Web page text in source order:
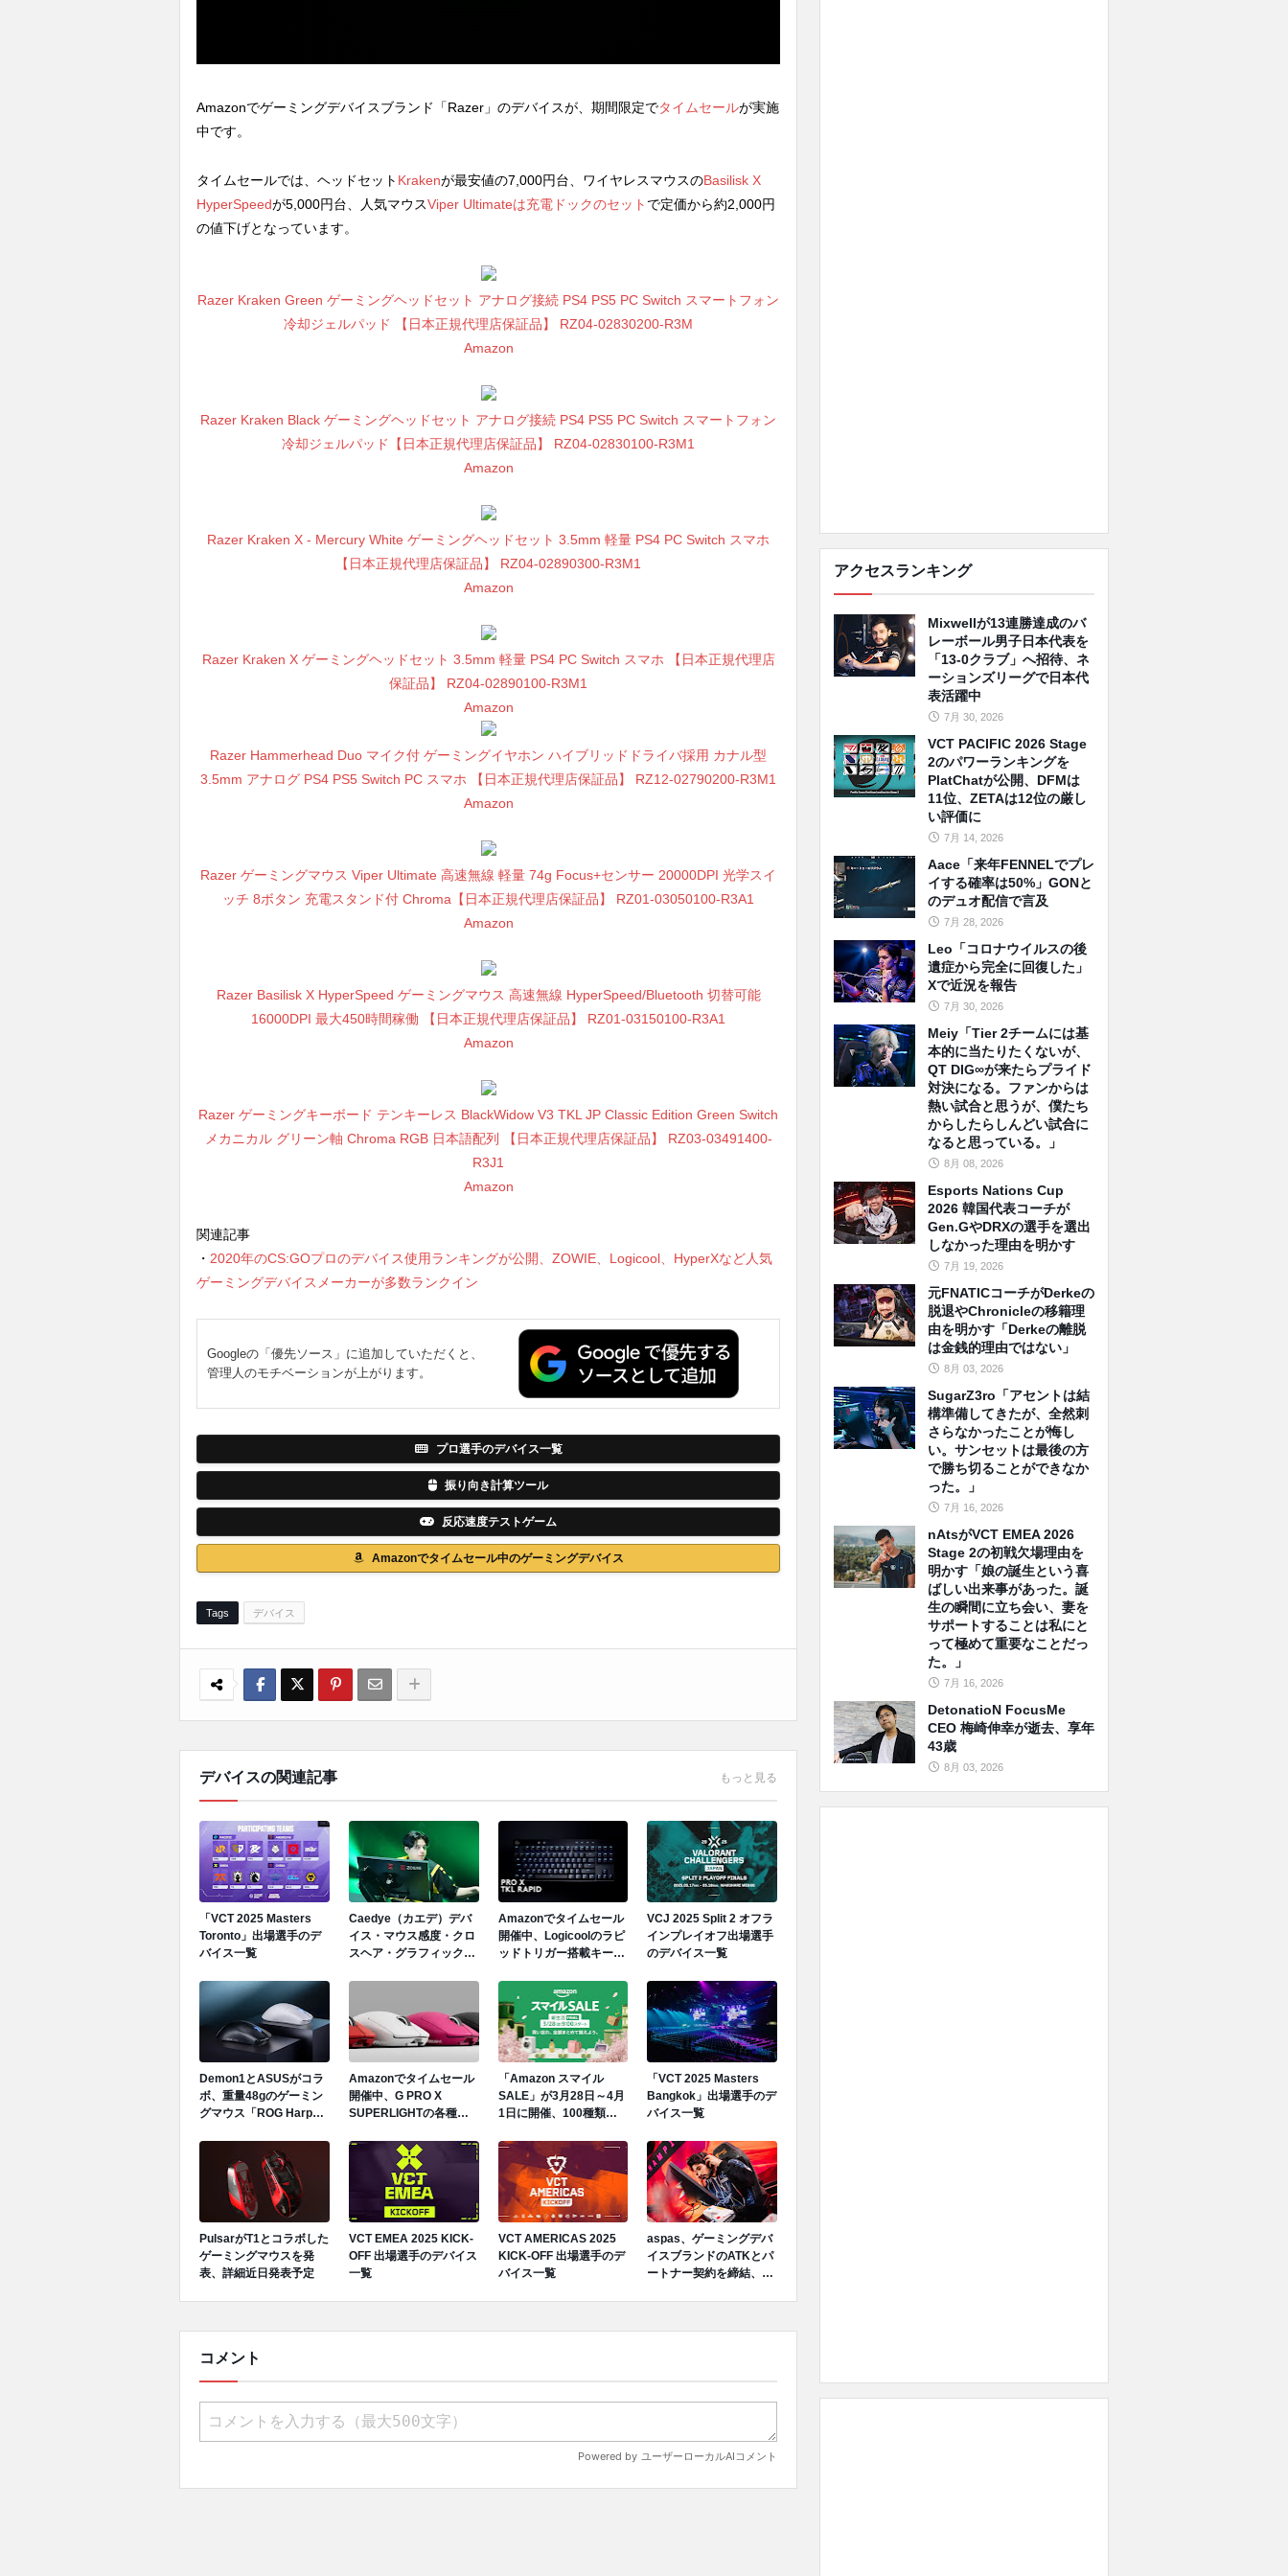
Amazonでゲーミングデバイスブランド「Razer」のデバイスが、期間限定でタイムセールが実施
中です。
タイムセールでは、ヘッドセット Krakenが最安値の7,000円台、ワイヤレスマウスのBasilisk X
HyperSpeedが5,000円台、人気マウスViper Ultimateは充電ドックのセット で定価から約2,000円
の値下げとなっています。
Razer Kraken Green ゲーミングヘッドセット アナログ接続 PS4 PS5 PC Switch スマートフォン
冷却ジェルパッド 【日本正規代理店保証品】 RZ04-02830200-R3M
Amazon
Razer Kraken Black ゲーミングヘッドセット アナログ接続 PS4 PS5 PC Switch スマートフォン
冷却ジェルパッド【日本正規代理店保証品】 RZ04-02830100-R3M1
Amazon
Razer Kraken X - Mercury White ゲーミングヘッドセット 3.5mm 軽量 PS4 PC Switch スマホ
【日本正規代理店保証品】 RZ04-02890300-R3M1
Amazon
Razer Kraken X ゲーミングヘッドセット 3.5mm 軽量 PS4 PC Switch スマホ 【日本正規代理店
保証品】 RZ04-02890100-R3M1
Amazon
Razer Hammerhead Duo マイク付 ゲーミングイヤホン ハイブリッドドライバ採用 カナル型
3.5mm アナログ PS4 PS5 Switch PC スマホ 【日本正規代理店保証品】 RZ12-02790200-R3M1
Amazon
Razer ゲーミングマウス Viper Ultimate 高速無線 軽量 74g Focus+センサー 20000DPI 光学スイ
ッチ 8ボタン 充電スタンド付 Chroma【日本正規代理店保証品】 RZ01-03050100-R3A1
Amazon
Razer Basilisk X HyperSpeed ゲーミングマウス 高速無線 HyperSpeed/Bluetooth 切替可能
16000DPI 最大450時間稼働 【日本正規代理店保証品】 RZ01-03150100-R3A1
Amazon
Razer ゲーミングキーボード テンキーレス BlackWidow V3 TKL JP Classic Edition Green Switch
メカニカル グリーン軸 Chroma RGB 日本語配列 【日本正規代理店保証品】 RZ03-03491400-
R3J1
Amazon
関連記事
・ 2020年のCS:GOプロのデバイス使用ランキングが公開、ZOWIE、Logicool、HyperXなど人気
ゲーミングデバイスメーカーが多数ランクイン
Googleの「優先ソース」に追加していただくと、
管理人のモチベーションが上がります。
プロ選手のデバイス一覧
振り向き計算ツール
反応速度テストゲーム
Amazonでタイムセール中のゲーミングデバイス
Tags デバイス
デバイスの関連記事 もっと見る
「VCT 2025 Masters
Toronto」出場選手のデ
バイス一覧
Caedye（カエデ）デバ
イス・マウス感度・クロ
スヘア・グラフィック設
Amazonでタイムセール
開催中、Logicoolのラピ
ッドトリガー搭載キーボ
がり
VCJ 2025 Split 2 オフラ
インプレイオフ出場選手
のデバイス一覧
Demon1とASUSがコラ
ボ、重量48gのゲーミン
グマウス「ROG Harpe II
Amazonでタイムセール
開催中、G PRO X
SUPERLIGHTの各種カ
「Amazon スマイル
SALE」が3月28日～4月
1日に開催、100種類以
が特価
「VCT 2025 Masters
Bangkok」出場選手のデ
バイス一覧
PulsarがT1とコラボした
ゲーミングマウスを発
表、詳細近日発表予定
VCT EMEA 2025 KICK-
OFF 出場選手のデバイス
一覧
VCT AMERICAS 2025
KICK-OFF 出場選手のデ
バイス一覧
aspas、ゲーミングデバ
イスブランドのATKとパ
ートナー契約を締結、コ
コメント
アクセスランキング
Mixwellが13連勝達成のバ
レーボール男子日本代表を
「13-0クラブ」へ招待、ネ
ーションズリーグで日本代
表活躍中
7月 30, 2026
VCT PACIFIC 2026 Stage
2のパワーランキングを
PlatChatが公開、DFMは
11位、ZETAは12位の厳し
い評価に
7月 14, 2026
Aace「来年FENNELでプレ
イする確率は50%」GONと
のデュオ配信で言及
7月 28, 2026
Leo「コロナウイルスの後
遺症から完全に回復した」
Xで近況を報告
7月 30, 2026
Meiy「Tier 2チームには基
本的に当たりたくないが、
QT DIG∞が来たらプライド
対決になる。ファンからは
熱い試合と思うが、僕たち
からしたらしんどい試合に
なると思っている。」
8月 08, 2026
Esports Nations Cup
2026 韓国代表コーチが
Gen.GやDRXの選手を選出
しなかった理由を明かす
7月 19, 2026
元FNATICコーチがDerkeの
脱退やChronicleの移籍理
由を明かす「Derkeの離脱
は金銭的理由ではない」
8月 03, 2026
SugarZ3ro「アセントは結
構準備してきたが、全然刺
さらなかったことが悔し
い。サンセットは最後の方
で勝ち切ることができなか
った。」
7月 16, 2026
nAtsがVCT EMEA 2026
Stage 2の初戦欠場理由を
明かす「娘の誕生という喜
ばしい出来事があった。誕
生の瞬間に立ち会い、妻を
サポートすることは私にと
って極めて重要なことだっ
た。」
7月 16, 2026
DetonatioN FocusMe
CEO 梅崎伸幸が逝去、享年
43歳
8月 03, 2026